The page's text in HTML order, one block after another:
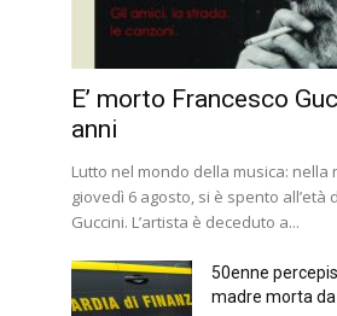
E’ morto Francesco
anni
Lutto nel mondo della musica: nella
giovedì 6 agosto, si è spento all’età
Guccini. L’artista è deceduto a...
50enne
madre morta da